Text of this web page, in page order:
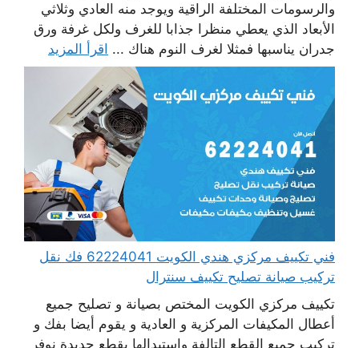
والرسومات المختلفة الراقية ويوجد منه العادي وثلاثي
الأبعاد الذي يعطي منظرا جذابا للغرف ولكل غرفة ورق
جدران يناسبها فمثلا لغرف النوم هناك ... اقرأ المزيد
فني تكييف مركزي هندي الكويت 62224041 فك نقل
تركيب صيانة تصليح تكييف سنترال
تكييف مركزي الكويت المختص بصيانة و تصليح جميع
أعطال المكيفات المركزية و العادية و يقوم أيضا بفك و
تركيب جميع القطع التالفة واستبدالها بقطع جديدة نوفر